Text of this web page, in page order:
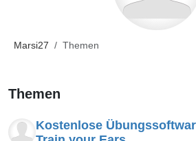
Marsi27 Themen
Themen
Kostenlose